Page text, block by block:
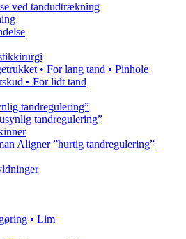
ved tandudtrækning
• For lang tand • Pinhole
• For lidt tand
tandregulering”
tandregulering”
Aligner ”hurtig tandregulering”
• Lim